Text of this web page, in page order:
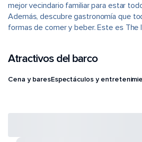
mejor vecindario familiar para estar
Además, descubre gastronomía que
formas de comer y beber. Este es The
Atractivos del barco
Cena y baresEspectáculos y